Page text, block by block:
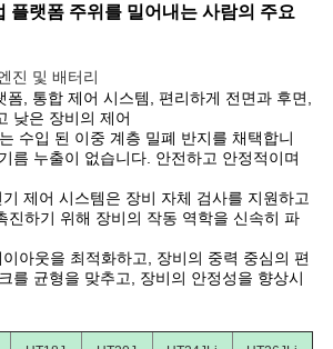
플랫폼 주위를 밀어내는 사람의 주요
진 및 배터리
폼, 통합 제어 시스템, 편리하게 전면과 후면,
낮은 장비의 제어
수입 된 이중 계층 밀폐 반지를 채택합니
름 누출이 없습니다. 안전하고 안정적이며
제어 시스템은 장비 자체 검사를 지원하고
진하기 위해 장비의 작동 역학을 신속히 파
아웃을 최적화하고, 장비의 중력 중심의 편
를 균형을 맞추고, 장비의 안정성을 향상시